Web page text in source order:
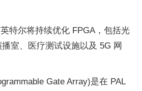
特尔将持续优化 FPGA，包括光
室、医疗测试设施以及 5G 网
Gate Array)是在 PAL